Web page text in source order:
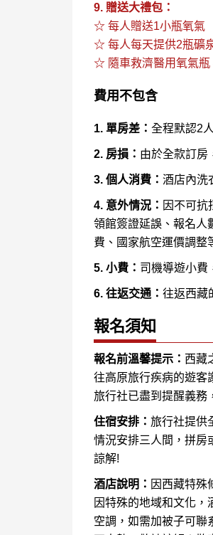
9. 贈送大禮包：
☆ 每人贈送1小瓶氧氣
☆ 每人每天提供2瓶礦
☆ 隨車救濟醫用氧氣瓶
費用不包含
1. 單房差： 全程默認2
2. 房損： 由於全款訂房
3. 個人消費： 酒店內洗
4. 意外情況： 因不可抗
領館簽證延誤、報名人
費、國家航空運價調整
5. 小費： 司機導遊小費
6. 往返交通： 往返西藏
報名須知
報名前溫馨提示： 西藏
往高原旅行疾病的遊客
旅行社已盡到提醒義務
住宿安排： 旅行社提供
情況安排三人間，拼房
諒解!
酒店說明： 因西藏特殊
因特殊的地域和文化
空調，如需加被子可聯